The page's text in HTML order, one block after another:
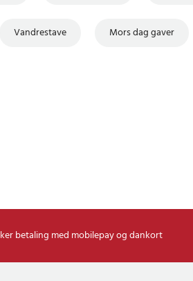
Vandrestave Mors dag gaver
betaling med mobilepay og dankort